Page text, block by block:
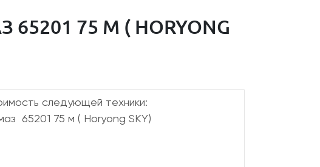
75 М ( HORYONG